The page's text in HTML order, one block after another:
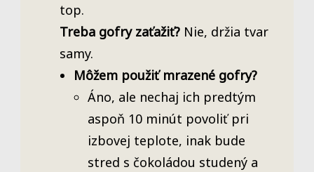
top.
Treba gofry zaťažiť? Nie, držia tvar
samy.
Môžem použiť mrazené gofry?
Áno, ale nechaj ich predtým
aspoň 10 minút povoliť pri
izbovej teplote, inak bude
stred s čokoládou studený a